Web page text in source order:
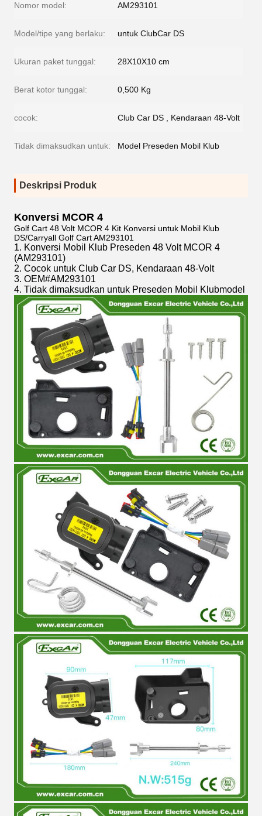
Nomor model: AM293101
Model/tipe yang berlaku: untuk ClubCar DS
Ukuran paket tunggal: 28X10X10 cm
Berat kotor tunggal: 0,500 Kg
cocok: Club Car DS , Kendaraan 48-Volt
Tidak dimaksudkan untuk: Model Preseden Mobil Klub
Deskripsi Produk
Konversi MCOR 4
Golf Cart 48 Volt MCOR 4 Kit Konversi untuk Mobil Klub
DS/Carryall Golf Cart AM293101
1. Konversi Mobil Klub Preseden 48 Volt MCOR 4
(AM293101)
2. Cocok untuk Club Car DS, Kendaraan 48-Volt
3. OEM#AM293101
4. Tidak dimaksudkan untuk Preseden Mobil Klubmodel